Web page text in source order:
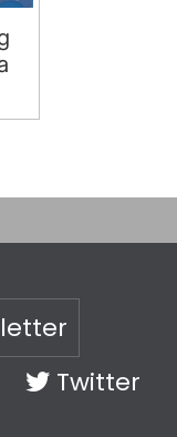
Twitter